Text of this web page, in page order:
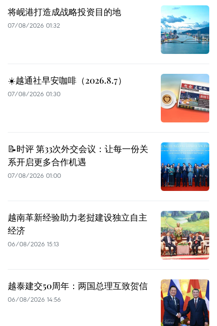
将岘港打造成战略投资目的地
07/08/2026 01:32
☀️越通社早安咖啡（2026.8.7）
07/08/2026 01:30
📝时评 第33次外交会议：让每一份关
系开启更多合作机遇
07/08/2026 01:00
越南革新经验助力老挝建设独立自主
经济
06/08/2026 15:13
越泰建交50周年：两国总理互致贺信
06/08/2026 14:56